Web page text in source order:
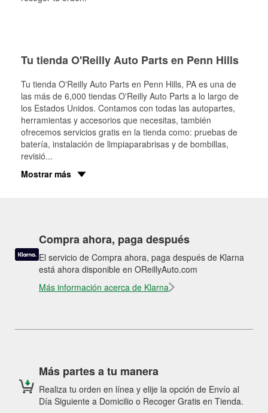
Tu tienda O'Reilly Auto Parts en Penn Hills
Tu tienda O'Reilly Auto Parts en Penn Hills, PA es una de
las más de 6,000 tiendas O'Reilly Auto Parts a lo largo de
los Estados Unidos. Contamos con todas las autopartes,
herramientas y accesorios que necesitas, también
ofrecemos servicios gratis en la tienda como: pruebas de
batería, instalación de limpiaparabrisas y de bombillas,
revisió...
Mostrar más
Compra ahora, paga después
El servicio de Compra ahora, paga después de Klarna
está ahora disponible en OReillyAuto.com
Más información acerca de Klarna
Más partes a tu manera
Realiza tu orden en línea y elije la opción de Envío al
Día Siguiente a Domicilio o Recoger Gratis en Tienda.